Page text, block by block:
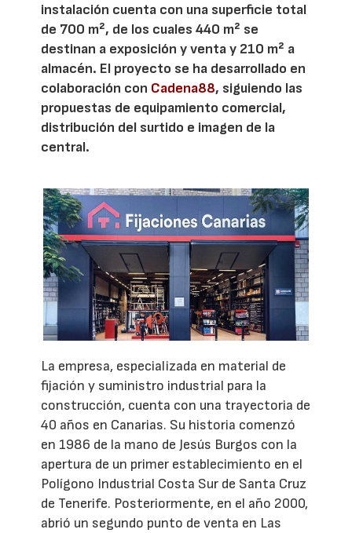
instalación cuenta con una superficie total
de 700 m², de los cuales 440 m² se
destinan a exposición y venta y 210 m² a
almacén. El proyecto se ha desarrollado en
colaboración con Cadena88, siguiendo las
propuestas de equipamiento comercial,
distribución del surtido e imagen de la
central.
La empresa, especializada en material de
fijación y suministro industrial para la
construcción, cuenta con una trayectoria de
40 años en Canarias. Su historia comenzó
en 1986 de la mano de Jesús Burgos con la
apertura de un primer establecimiento en el
Polígono Industrial Costa Sur de Santa Cruz
de Tenerife. Posteriormente, en el año 2000,
abrió un segundo punto de venta en Las